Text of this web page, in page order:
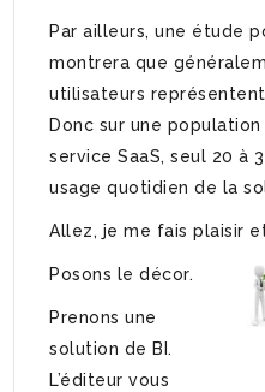
Par ailleurs, une étude
montrera que
utilisateurs représentent
Donc sur une
service SaaS, seul 20 à
usage quotidien de la
Allez, je me fais plaisir
Posons le décor.
Prenons une
solution de BI.
L’éditeur vous